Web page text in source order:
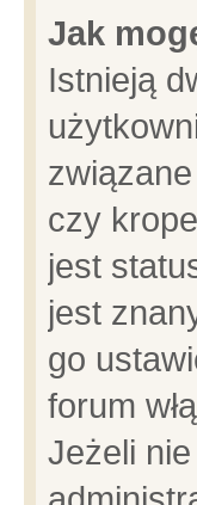
Jak
Istnieją
czy
jest
jest
go
forum
Jeżeli